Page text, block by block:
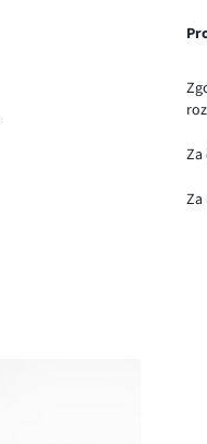
Za
Za